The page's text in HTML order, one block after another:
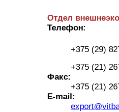
Отдел
Телефон:
+375 (29)
+375 (21)
Факс:
+375 (21)
E-mail: